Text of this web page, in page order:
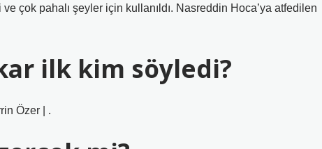
çok pahalı şeyler için kullanıldı. Nasreddin Hoca’ya atfedilen
ilk kim söyledi?
Özer | .